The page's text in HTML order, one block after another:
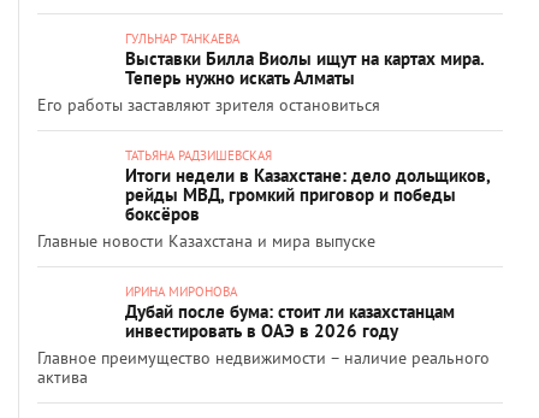
ГУЛЬНАР ТАНКАЕВА
Выставки Билла Виолы ищут на картах мира.
Теперь нужно искать Алматы
Его работы заставляют зрителя остановиться
ТАТЬЯНА РАДЗИШЕВСКАЯ
Итоги недели в Казахстане: дело дольщиков,
рейды МВД, громкий приговор и победы
боксёров
Главные новости Казахстана и мира выпуске
ИРИНА МИРОНОВА
Дубай после бума: стоит ли казахстанцам
инвестировать в ОАЭ в 2026 году
Главное преимущество недвижимости – наличие реального
актива